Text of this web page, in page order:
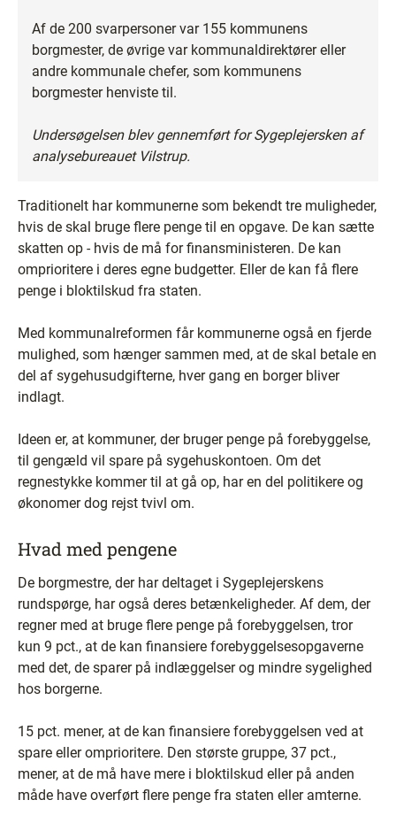
Af de 200 svarpersoner var 155 kommunens
borgmester, de øvrige var kommunaldirektører eller
andre kommunale chefer, som kommunens
borgmester henviste til.
Undersøgelsen blev gennemført for Sygeplejersken af
analysebureauet Vilstrup.
Traditionelt har kommunerne som bekendt tre muligheder,
hvis de skal bruge flere penge til en opgave. De kan sætte
skatten op - hvis de må for finansministeren. De kan
omprioritere i deres egne budgetter. Eller de kan få flere
penge i bloktilskud fra staten.
Med kommunalreformen får kommunerne også en fjerde
mulighed, som hænger sammen med, at de skal betale en
del af sygehusudgifterne, hver gang en borger bliver
indlagt.
Ideen er, at kommuner, der bruger penge på forebyggelse,
til gengæld vil spare på sygehuskontoen. Om det
regnestykke kommer til at gå op, har en del politikere og
økonomer dog rejst tvivl om.
Hvad med pengene
De borgmestre, der har deltaget i Sygeplejerskens
rundspørge, har også deres betænkeligheder. Af dem, der
regner med at bruge flere penge på forebyggelsen, tror
kun 9 pct., at de kan finansiere forebyggelsesopgaverne
med det, de sparer på indlæggelser og mindre sygelighed
hos borgerne.
15 pct. mener, at de kan finansiere forebyggelsen ved at
spare eller omprioritere. Den største gruppe, 37 pct.,
mener, at de må have mere i bloktilskud eller på anden
måde have overført flere penge fra staten eller amterne.